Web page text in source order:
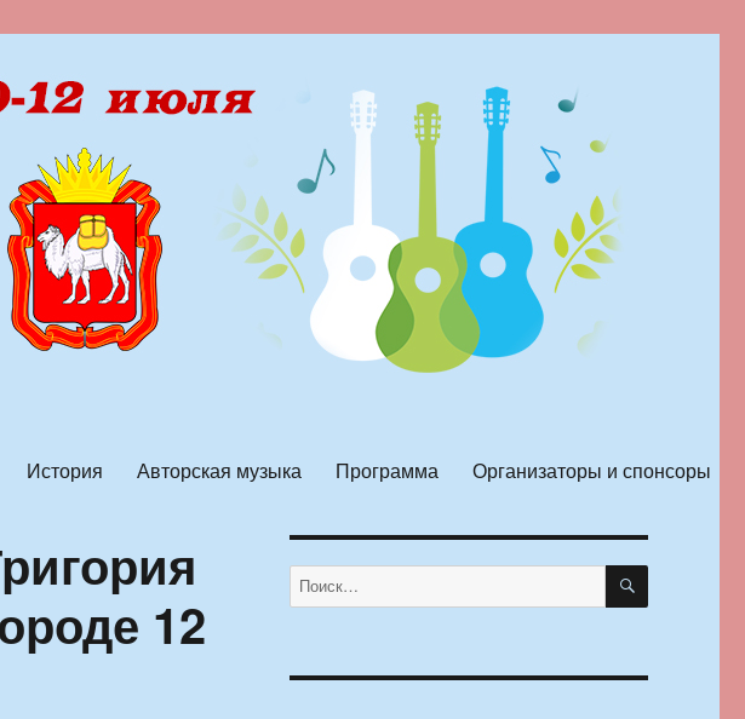
История Авторская музыка Программа Организаторы и спонсоры
12
Искать: ПОИСК